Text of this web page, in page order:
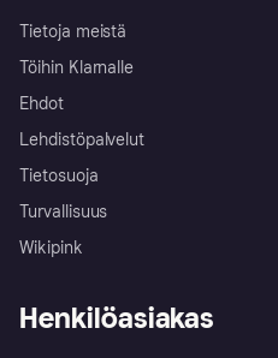
Tietoja meistä
Töihin Klarnalle
Ehdot
Lehdistöpalvelut
Tietosuoja
Turvallisuus
Wikipink
Henkilöasiakas